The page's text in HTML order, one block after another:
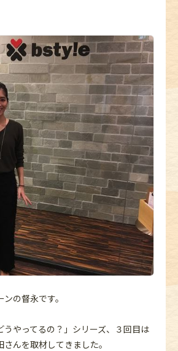
の督永です。
うやってるの？」シリーズ、３回目は
んを取材してきました。